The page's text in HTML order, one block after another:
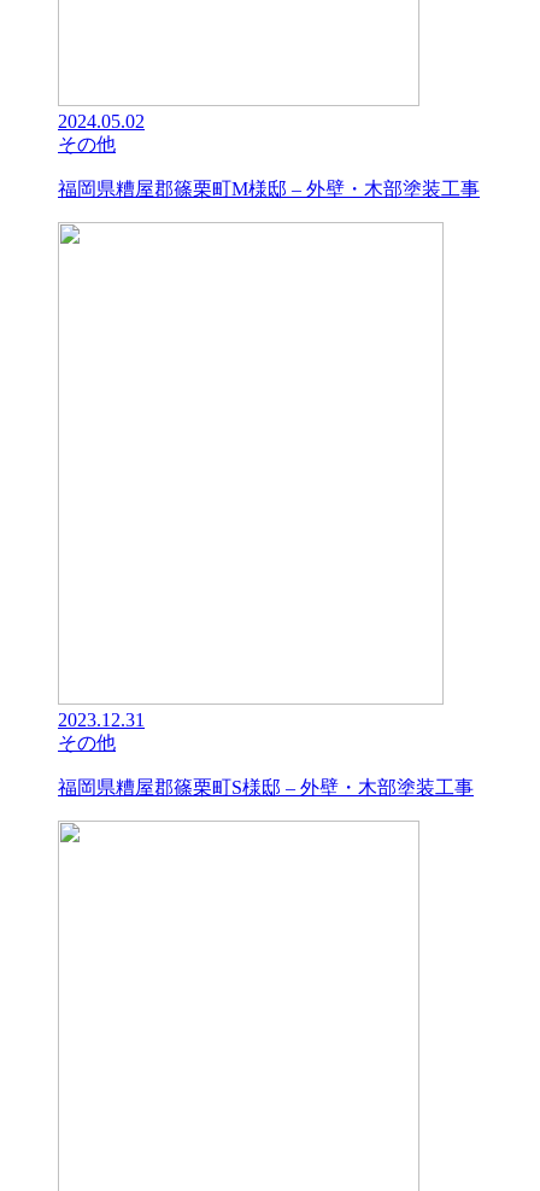
2024.05.02
その他
福岡県糟屋郡篠栗町M様邸 – 外壁・木部塗装工事
2023.12.31
その他
福岡県糟屋郡篠栗町S様邸 – 外壁・木部塗装工事